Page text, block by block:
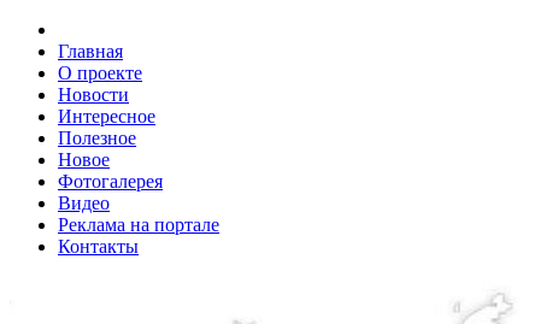
Главная
О проекте
Новости
Интересное
Полезное
Новое
Фотогалерея
Видео
Реклама на портале
Контакты